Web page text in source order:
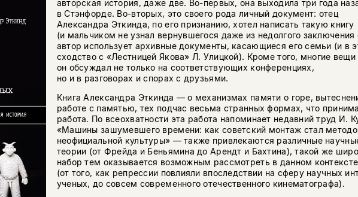
авторская история, даже две. Во-первых, она выходила три года
в Стэнфорде. Во-вторых, это своего рода личный документ: отец
Александра Эткинда, по его признанию, хотел написать такую книгу
(и мальчиком не узнал вернувшегося даже из недолгого заключения
автор использует архивные документы, касающиеся его семьи (и в
сходство с «Лестницей Якова» Л. Улицкой). Кроме того, многие вещи
он обсуждал не только на соответствующих конференциях,
но и в разговорах и спорах с друзьями.
Книга Александра Эткинда — о механизмах памяти о горе,
работе с памятью, тех подчас весьма странных формах, что
работа. По всеохватности эта работа напоминает недавний труд И.
«Машины зашумевшего времени: как советский монтаж стал
неофициальной культуры» — также привлекаются различные
теории (от Фрейда и Беньямина до Арендт и Бахтина), такой же
набор тем оказывается возможным рассмотреть в данном контексте
(от того, как репрессии повлияли впоследствии на сферу научных
ученых, до совсем современного отечественного кинематографа).